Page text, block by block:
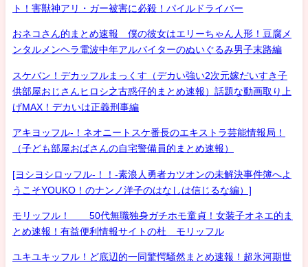
ト！害獣神アリ・ガー被害に必殺！パイルドライバー
おネコさん的まとめ速報 僕の彼女はエリーちゃん人形！豆腐メ
ンタルメンヘラ電波中年アルバイターのぬいぐるみ男子末路編
スケバン！デカッフルまっくす（デカい強い2次元嫁だいすき子
供部屋おじさんヒロシ之古惑仔的まとめ速報）話題な動画取り上
げMAX！デカいは正義刑事編
アキヨッフル-！ネオニートスケ番長のエキストラ芸能情報局！
（子ども部屋おばさんの自宅警備員的まとめ速報）
[ヨシヨシロッフル-！！-素浪人勇者カツオンの未解決事件簿へよ
うこそYOUKO！のナンノ洋子のはなしは信じるな編）]
モリッフル！ 50代無職独身ガチホモ童貞！女装子オネエ的ま
とめ速報！有益便利情報サイトの杜 モリッフル
ユキユキッフル！ど底辺的一同驚愕騒然まとめ速報！超氷河期世